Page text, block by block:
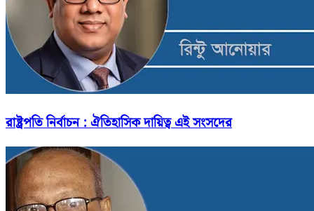
রাষ্ট্রপতি নির্বাচন : ঐতিহাসিক দায়িত্ব এই সংসদের